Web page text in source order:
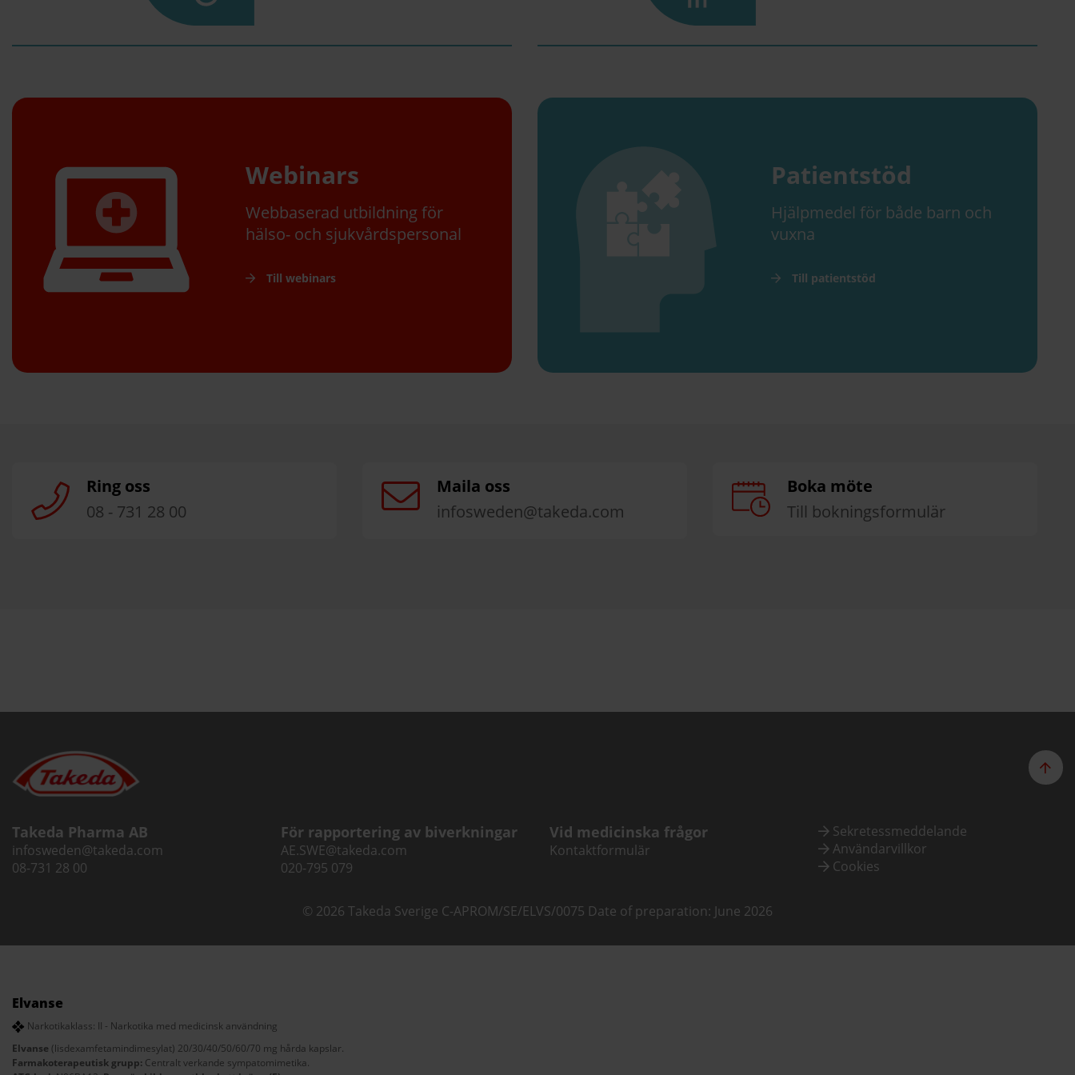
Webinars
Webbaserad utbildning för
hälso- och sjukvårdspersonal
Till webinars
Patientstöd
Hjälpmedel för både barn och
vuxna
Till patientstöd
Ring oss
08 - 731 28 00
Maila oss
infosweden@takeda.com
Boka möte
Till bokningsformulär
Takeda Pharma AB
infosweden@takeda.com
08-731 28 00
För rapportering av biverkningar
AE.SWE@takeda.com
020-795 079
Vid medicinska frågor
Kontaktformulär
Sekretessmeddelande
Användarvillkor
Cookies
© 2026 Takeda Sverige C-APROM/SE/ELVS/0075 Date of preparation: June 2026
Elvanse
Narkotikaklass: II - Narkotika med medicinsk användning
Elvanse (lisdexamfetamindimesylat) 20/30/40/50/60/70 mg hårda kapslar.
Farmakoterapeutisk grupp: Centralt verkande sympatomimetika.